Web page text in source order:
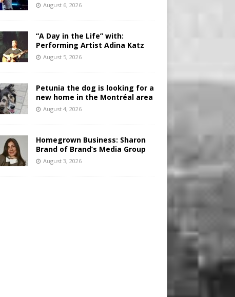
August 6, 2026
“A Day in the Life” with:
Performing Artist Adina Katz
August 5, 2026
Petunia the dog is looking for a
new home in the Montréal area
August 4, 2026
Homegrown Business: Sharon
Brand of Brand’s Media Group
August 3, 2026